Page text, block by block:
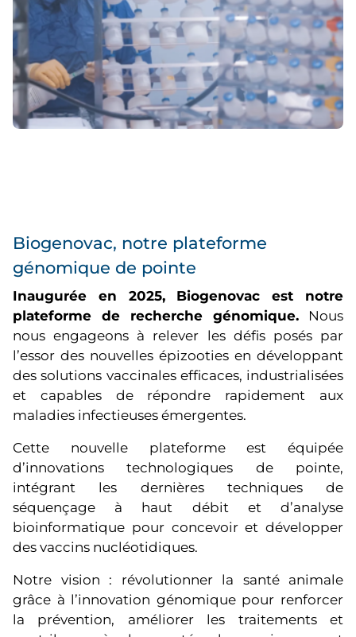
Biogenovac, notre plateforme
génomique de pointe
Inaugurée en 2025, Biogenovac est notre
plateforme de recherche génomique. Nous
nous engageons à relever les défis posés par
l’essor des nouvelles épizooties en développant
des solutions vaccinales efficaces, industrialisées
et capables de répondre rapidement aux
maladies infectieuses émergentes.
Cette nouvelle plateforme est équipée
d’innovations technologiques de pointe,
intégrant les dernières techniques de
séquençage à haut débit et d’analyse
bioinformatique pour concevoir et développer
des vaccins nucléotidiques.
Notre vision : révolutionner la santé animale
grâce à l’innovation génomique pour renforcer
la prévention, améliorer les traitements et